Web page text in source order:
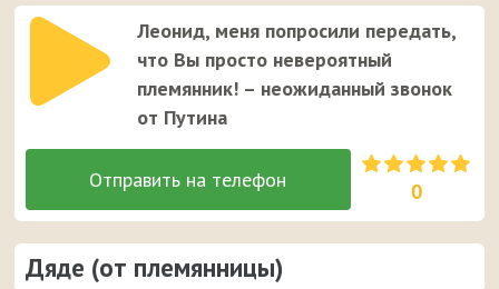
Леонид, меня попросили передать,
что Вы просто невероятный
племянник! – неожиданный звонок
от Путина
0
Дяде (от племянницы)